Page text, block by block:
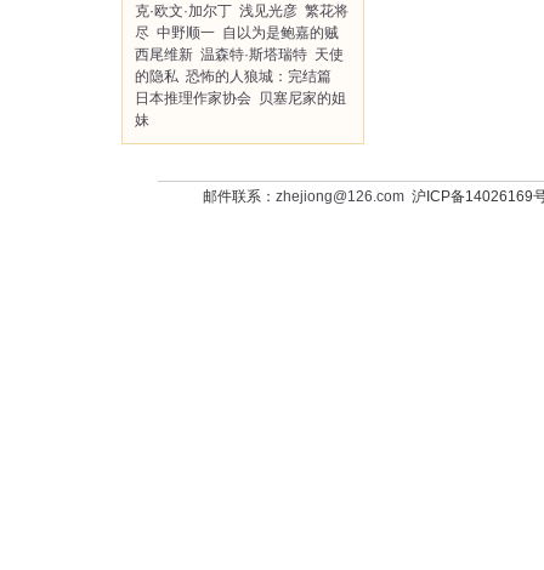
克·欧文·加尔丁 浅见光彦 繁花将
尽 中野顺一 自以为是鲍嘉的贼
西尾维新 温森特·斯塔瑞特 天使
的隐私 恐怖的人狼城：完结篇
日本推理作家协会 贝塞尼家的姐
妹
邮件联系： zhejiong@126.com沪ICP备14026169